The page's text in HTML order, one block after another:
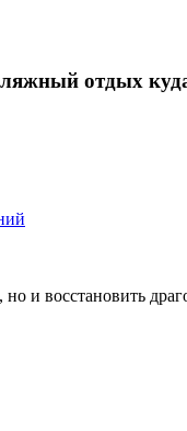
отдых
и восстановить